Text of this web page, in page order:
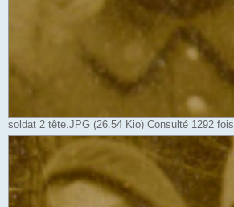
soldat 2 tête.JPG (26.54 Kio) Consulté 1292 fois